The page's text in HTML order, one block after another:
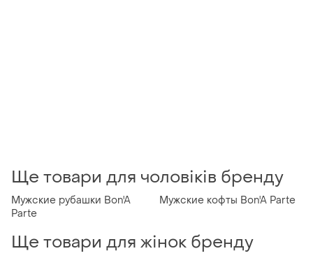
Ще товари для чоловіків бренду
Мужские рубашки Bon'A
Parte
Мужские кофты Bon'A Parte
Ще товари для жінок бренду